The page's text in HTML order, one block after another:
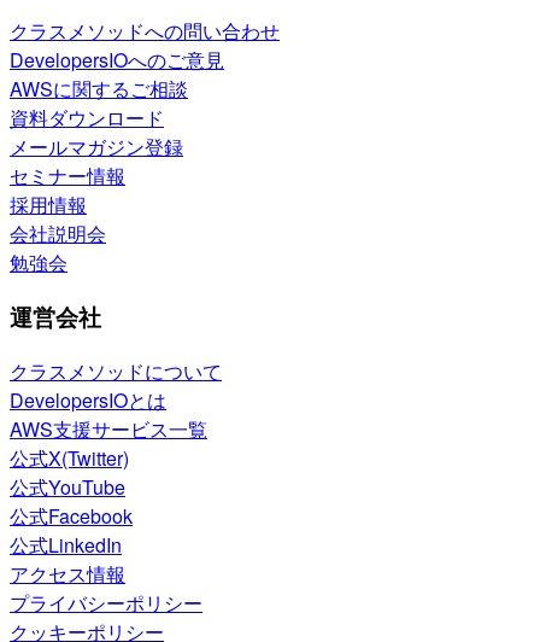
クラスメソッドへの問い合わせ
DevelopersIOへのご意見
AWSに関するご相談
資料ダウンロード
メールマガジン登録
セミナー情報
採用情報
会社説明会
勉強会
運営会社
クラスメソッドについて
DevelopersIOとは
AWS支援サービス一覧
公式X(Twitter)
公式YouTube
公式Facebook
公式LinkedIn
アクセス情報
プライバシーポリシー
クッキーポリシー